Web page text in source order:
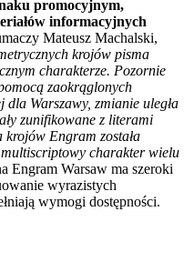
promocyjnym,
informacyjnych
Mateusz Machalski,
krojów pisma
charakterze. Pozornie
zaokrąglonych
Warszawy, zmianie uległa
zunifikowane z literami
krojów Engram została
charakter wielu
Engram Warsaw ma szeroki
wyrazistych
wymogi dostępności.